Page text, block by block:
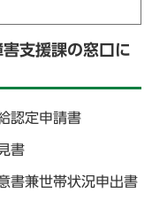
支援課の窓口に
認定申請書
書
書兼世帯状況申出書